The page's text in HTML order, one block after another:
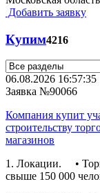
Добавить заявку
Купим4216
06.08.2026 16:57:35
Заявка №90066
Компания купит
строительству
магазинов
1. Локации. •
свыше 150 000